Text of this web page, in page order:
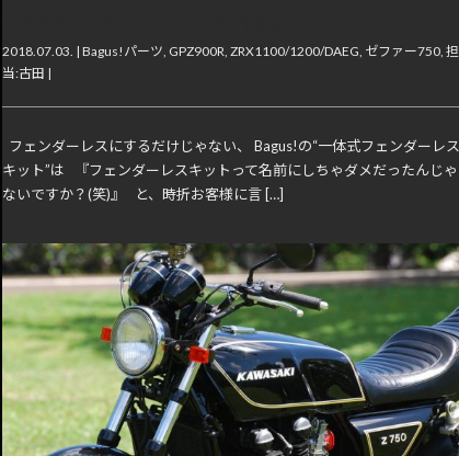
2018.07.03. | Bagus!パーツ GPZ900R ZRX1100/1200/DAEG ゼファー750 担
当:古田 |
フェンダーレスにするだけじゃない、 Bagus!の“一体式フェンダーレス
キット”は 『フェンダーレスキットって名前にしちゃダメだったんじゃ
ないですか？(笑)』 と、時折お客様に言 […]